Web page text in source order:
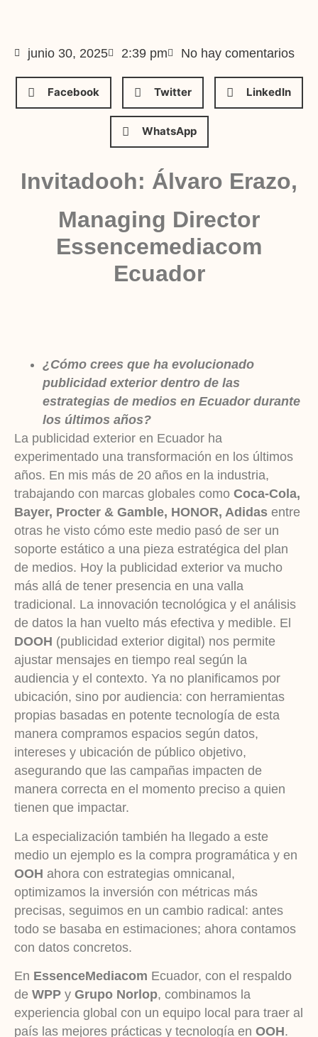
junio 30, 2025 2:39 pm No hay comentarios
Facebook Twitter LinkedIn
WhatsApp
Invitadooh: Álvaro Erazo,
Managing Director
Essencemediacom
Ecuador
¿Cómo crees que ha evolucionado
publicidad exterior dentro de las
estrategias de medios en Ecuador durante
los últimos años?
La publicidad exterior en Ecuador ha
experimentado una transformación en los últimos
años. En mis más de 20 años en la industria,
trabajando con marcas globales como Coca-Cola,
Bayer, Procter & Gamble, HONOR, Adidas entre
otras he visto cómo este medio pasó de ser un
soporte estático a una pieza estratégica del plan
de medios. Hoy la publicidad exterior va mucho
más allá de tener presencia en una valla
tradicional. La innovación tecnológica y el análisis
de datos la han vuelto más efectiva y medible. El
DOOH (publicidad exterior digital) nos permite
ajustar mensajes en tiempo real según la
audiencia y el contexto. Ya no planificamos por
ubicación, sino por audiencia: con herramientas
propias basadas en potente tecnología de esta
manera compramos espacios según datos,
intereses y ubicación de público objetivo,
asegurando que las campañas impacten de
manera correcta en el momento preciso a quien
tienen que impactar.
La especialización también ha llegado a este
medio un ejemplo es la compra programática y en
OOH ahora con estrategias omnicanal,
optimizamos la inversión con métricas más
precisas, seguimos en un cambio radical: antes
todo se basaba en estimaciones; ahora contamos
con datos concretos.
En EssenceMediacom Ecuador, con el respaldo
de WPP y Grupo Norlop, combinamos la
experiencia global con un equipo local para traer al
país las mejores prácticas y tecnología en OOH.